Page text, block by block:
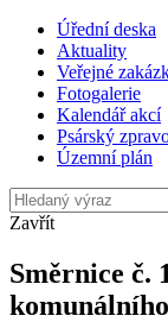
Úřední deska
Aktuality
Veřejné
Fotogalerie
Kalendář akcí
Psárský
Územní plán
Zavřít
Směrnice č.